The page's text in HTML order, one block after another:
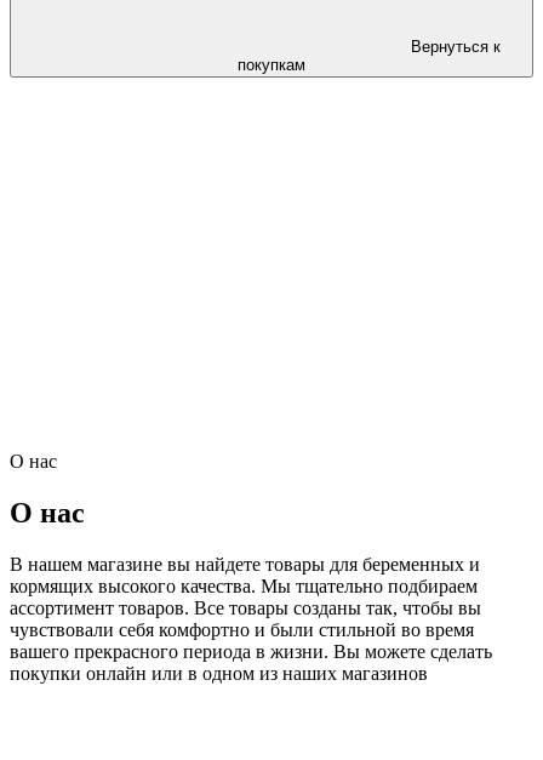
Вернуться к
покупкам
О нас
О нас
В нашем магазине вы найдете товары для беременных и
кормящих высокого качества. Мы тщательно подбираем
ассортимент товаров. Все товары созданы так, чтобы вы
чувствовали себя комфортно и были стильной во время
вашего прекрасного периода в жизни. Вы можете сделать
покупки онлайн или в одном из наших магазинов